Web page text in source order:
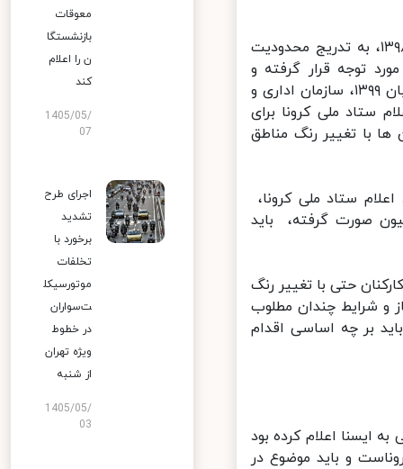
در همین رابطه باید یادآور شد که از ابتدای شیوع کرونا در پایان سال ۱۳۹۸، به تدریج محدودیت
توجه قرار گرفته و
دستگاه‌هایی که امکان دورکاری داشتند از آن استفاده کردند تا اینکه در آبان ۱۳۹۹، سازمان اداری و
ستاد ملی کرونا برای
با تغییر رنگ مناطق
ستاد ملی کرونا،
صورت گرفته، ‌ باید
حتی با تغییر رنگ
و شرایط چندان مطلوب
بر چه اساسی اقدام
اعلام کرده بود
و باید موضوع در
معوقات
بازنشستگا
ن را اعلام
کند
1405/05/
07
اجرای طرح
تشدید
برخورد با
تخلفات
موتورسیکل
ت‌سواران
در خطوط
ویژه تهران
از شنبه
1405/05/
03